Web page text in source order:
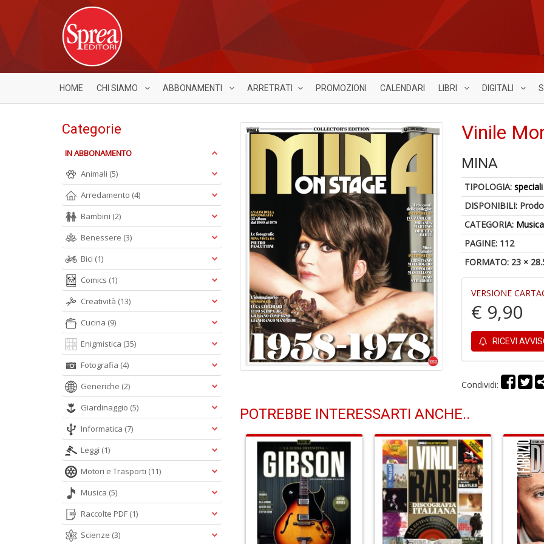
HOME CHI SIAMO ABBONAMENTI ARRETRATI PROMOZIONI CALENDARI LIBRI DIGITALI
Vinile
MINA
TIPOLOGIA:speciali
DISPONIBILI:
CATEGORIA: Musica
PAGINE: 112
FORMATO: 23 ×
VERSIONE
€ 9,90
RICEVI
Condividi:
POTREBBE INTERESSARTI ANCHE..
Categorie
IN ABBONAMENTO
Animali (5)
Arredamento (4)
Bambini (2)
Benessere (3)
Bici (1)
Comics (1)
Creatività (13)
Cucina (9)
Enigmistica (35)
Fotografia (4)
Generiche (2)
Giardinaggio (5)
Informatica (7)
Leggi (1)
Motori e Trasporti (11)
Musica (5)
Raccolte PDF (1)
Scienze (3)